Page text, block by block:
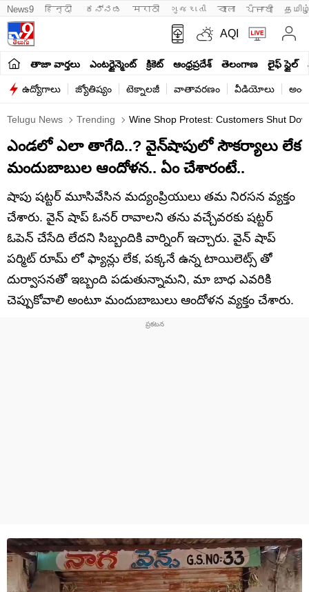
News9 हिन्दी ಕನ್ನಡ मराठी ગુજરાતી বাংলা ਪੰਜਾਬੀ
AQI
తాజా వార్తలు ఎంటర్టైన్మెంట్ క్రికెట్ ఆంధ్రప్రదేశ్ తెలంగాణ లైఫ్ స్టైల్
ఉద్యోగాలు జ్యోతిష్యం టెక్నాలజీ వాతావరణం వీడియోలు
Telugu News Trending Wine Shop Protest: Customers Shut
ఎండలో ఎలా తాగేది..? వైన్‌షాపులో సౌకర్యాలు లేక
మందుబాబుల ఆందోళన.. ఏం చేశారంటే..
షాపు షట్టర్ మూసివేసిన మద్యంప్రియులు తమ నిరసన వ్యక్తం
చేశారు. వైన్ షాప్ ఓనర్ రావాలని తను వచ్చేవరకు షట్టర్
ఓపెన్ చేసేది లేదని సిబ్బందికి వార్నింగ్ ఇచ్చారు. వైన్ షాప్
పర్మిట్ రూమ్ లో ఫ్యాన్లు లేక, పక్కనే ఉన్న టాయిలెట్స్ తో
దుర్వాసనతో ఇబ్బంది పడుతున్నామని, మా బాధ ఎవరికి
చెప్పుకోవాలి అంటూ మందుబాబులు ఆందోళన వ్యక్తం చేశారు.